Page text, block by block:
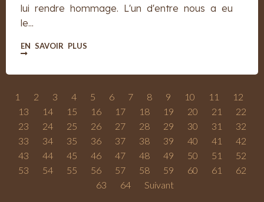
lui rendre hommage. L'un d'entre nous a eu
le...
EN SAVOIR PLUS
1 2 3 4 5 6 7 8 9 10 11
12
13
14 15 16 17 18 19 20 21
22
23
24 25 26 27 28 29 30 31
32
33
34 35 36 37 38 39 40 41
42
43
44 45 46 47 48 49 50 51
52
53
54 55 56 57 58 59 60 61
62
63
64 Suivant